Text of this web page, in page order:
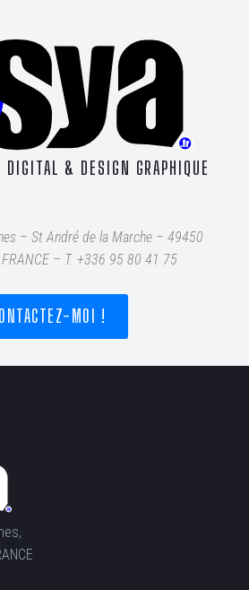
DIGITAL & DESIGN GRAPHIQUE
– St André de la Marche – 49450
– T. +336 95 80 41 75
MOI !